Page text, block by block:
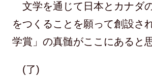
文学を通じて日本とカナダ
をつくることを願って創設さ
学賞」の真髄がここにあると
(了)